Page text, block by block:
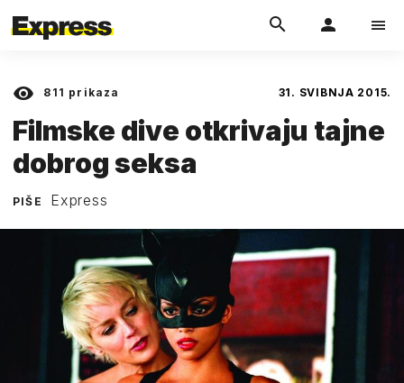
811 prikaza 31. SVIBNJA 2015.
Filmske dive otkrivaju tajne
dobrog seksa
PIŠE Express